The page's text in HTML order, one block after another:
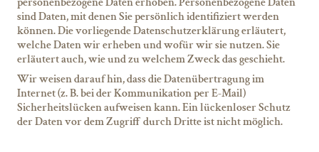
sind Daten, mit denen Sie persönlich identifiziert werden
können. Die vorliegende Datenschutzerklärung erläutert,
welche Daten wir erheben und wofür wir sie nutzen. Sie
erläutert auch, wie und zu welchem Zweck das geschieht.
Wir weisen darauf hin, dass die Datenübertragung im
Internet (z. B. bei der Kommunikation per E-Mail)
Sicherheitslücken aufweisen kann. Ein lückenloser Schutz
der Daten vor dem Zugriff durch Dritte ist nicht möglich.